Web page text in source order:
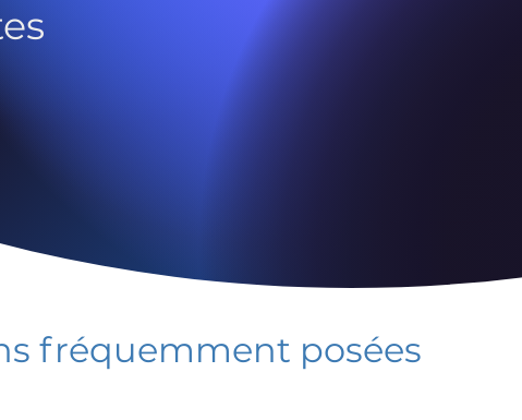
fréquemment posées